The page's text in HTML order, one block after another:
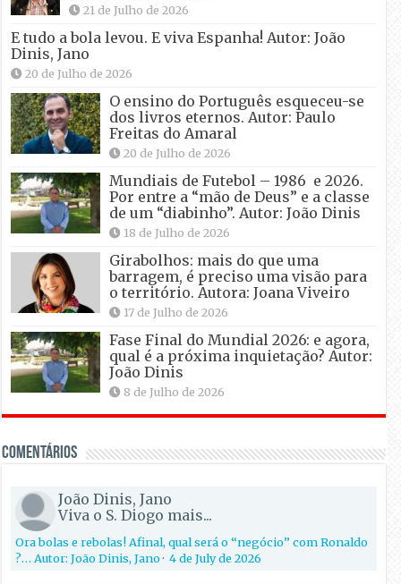
21 de Julho de 2026
E tudo a bola levou. E viva Espanha! Autor: João
Dinis, Jano
20 de Julho de 2026
O ensino do Português esqueceu-se
dos livros eternos. Autor: Paulo
Freitas do Amaral
20 de Julho de 2026
Mundiais de Futebol – 1986 e 2026.
Por entre a “mão de Deus” e a classe
de um “diabinho”. Autor: João Dinis
18 de Julho de 2026
Girabolhos: mais do que uma
barragem, é preciso uma visão para
o território. Autora: Joana Viveiro
17 de Julho de 2026
Fase Final do Mundial 2026: e agora,
qual é a próxima inquietação? Autor:
João Dinis
8 de Julho de 2026
Comentários
João Dinis, Jano
Viva o S. Diogo mais...
Ora bolas e rebolas! Afinal, qual será o “negócio” com Ronaldo
?… Autor: João Dinis, Jano·4 de July de 2026